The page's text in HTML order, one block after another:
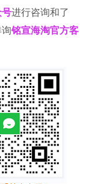
号进行咨询和了
铭宣海淘官方客